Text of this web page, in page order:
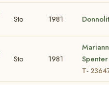
Sto 1981
Sto 1981
T-